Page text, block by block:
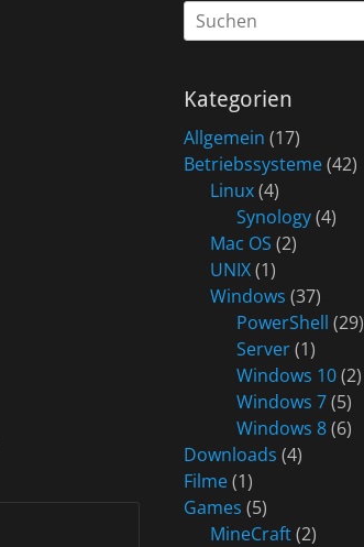
Suchen
nach:
Kategorien
Allgemein (17)
Betriebssysteme(42)
Linux(4)
Synology(4)
Mac OS (2)
UNIX(1)
Windows (37)
PowerShell (29)
Server(1)
Windows 10(2)
Windows 7(5)
Windows 8(6)
Downloads (4)
Filme(1)
Games (5)
MineCraft(2)